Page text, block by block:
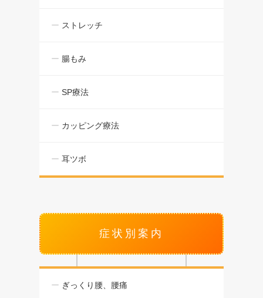
ストレッチ
腸もみ
SP療法
カッピング療法
耳ツボ
症状別案内
ぎっくり腰、腰痛